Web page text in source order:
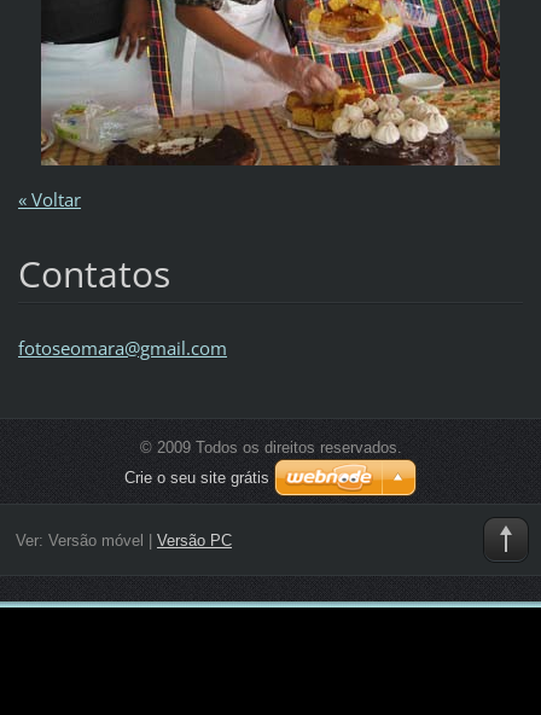
« Voltar
Contatos
fotoseomara@gmail.com
© 2009 Todos os direitos reservados.
Crie o seu site grátis
Ver: Versão móvel Versão PC